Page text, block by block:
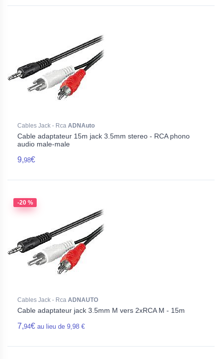
Cables Jack - Rca ADNAuto
Cable adaptateur 15m jack 3.5mm stereo - RCA phono
audio male-male
9,98€
-20 %
Cables Jack - Rca ADNAUTO
Cable adaptateur jack 3.5mm M vers 2xRCA M - 15m
7,94€ au lieu de 9,98 €